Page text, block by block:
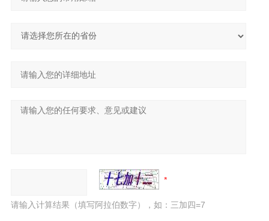
请输入计算结果（填写阿拉伯数字），如：三加四=7